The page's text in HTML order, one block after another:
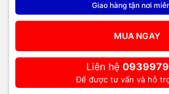
Giao hàng tận nơi
MUA NGAY
Liên hệ
Để được tư vấn và hỗ